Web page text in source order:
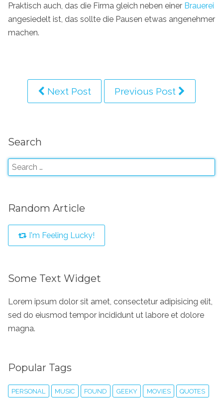
Praktisch auch, das die Firma gleich neben einer Brauerei
angesiedelt ist, das sollte die Pausen etwas angenehmer
machen.
Next Post Previous Post
Search
Random Article
I'm Feeling Lucky!
Some Text Widget
Lorem ipsum dolor sit amet, consectetur adipisicing elit,
sed do eiusmod tempor incididunt ut labore et dolore
magna.
Popular Tags
PERSONAL MUSIC FOUND GEEKY MOVIES QUOTES